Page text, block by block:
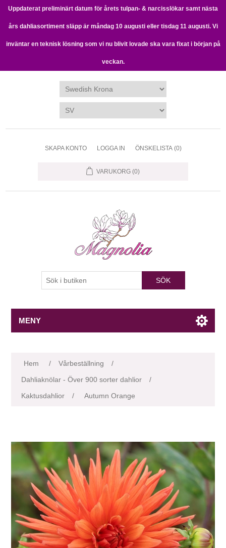
Uppdaterat preliminärt datum för årets tulpan- & narcisslökar samt nästa
års dahliasortiment släpp är måndag 10 augusti eller tisdag 11 augusti. Vi
inväntar en teknisk lösning som vi nu blivit lovade ska vara fixat i början på
veckan.
SKAPA KONTO LOGGA IN ÖNSKELISTA (0)
VARUKORG (0)
SÖK
MENY
Hem / Vårbeställning
/
Dahliaknölar - Över 900 sorter dahlior
/
Kaktusdahlior
/ Autumn Orange